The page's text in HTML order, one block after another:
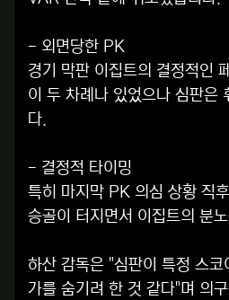
- 외면당한 PK
경기 막판 이집트의 결정적인
이 두 차례나 있었으나 심판은
다.
- 결정적 타이밍
특히 마지막 PK 의심 상황 직
승골이 터지면서 이집트의 분
하산 감독은 "심판이 특정 스코
가를 숨기려 한 것 같다"며 의